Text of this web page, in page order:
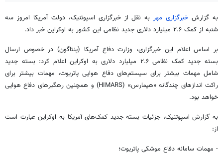
به گزارشخبرگزاری مهربه نقل از خبرگزاری اسپوتنیک، دولت آمریکا امروز سه
شنبه از کمک ۲.۶ میلیارد دلاری جدید نظامی این کشور به اوکراین خبر داد.
بر اساس اعلام این خبرگزاری، وزارت دفاع آمریکا (پنتاگون) در خصوص ارسال
بسته جدید کمک نظامی ۲.۶ میلیارد دلاری به اوکراین اعلام کرد: بسته جدید
شامل مهمات بیشتر برای سیستم‌های دفاع هوایی پاتریوت، مهمات بیشتر برای
راکت اندازهای چندگانه «هیمارس» (HIMARS) و همچنین رهگیرهای دفاع هوایی
خواهد بود.
به گزارش اسپوتنیک، جزئیات بسته جدید کمک‌های آمریکا به اوکراین عبارت است
از:
- مهمات سامانه دفاع موشکی پاتریوت؛